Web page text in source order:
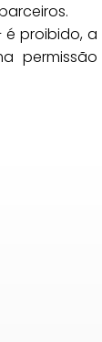
parceiros.
proibido, a
permissão